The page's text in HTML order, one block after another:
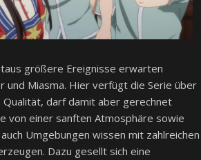
größere Ereignisse erwarten
und Miasma. Hier verfügt die Serie über
darf damit aber gerechnet
von einer sanften Atmosphäre sowie
Umgebungen wissen mit zahlreichen
Dazu gesellt sich eine